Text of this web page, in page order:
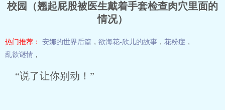
校园（翘起屁股被医生戴着手套检查肉穴里面的
情况）
热门推荐： 安娜的世界后篇 ， 欲海花-欣儿的故事 ， 花粉症 ，
乱欲谜情 ，
“说了让你别动！”